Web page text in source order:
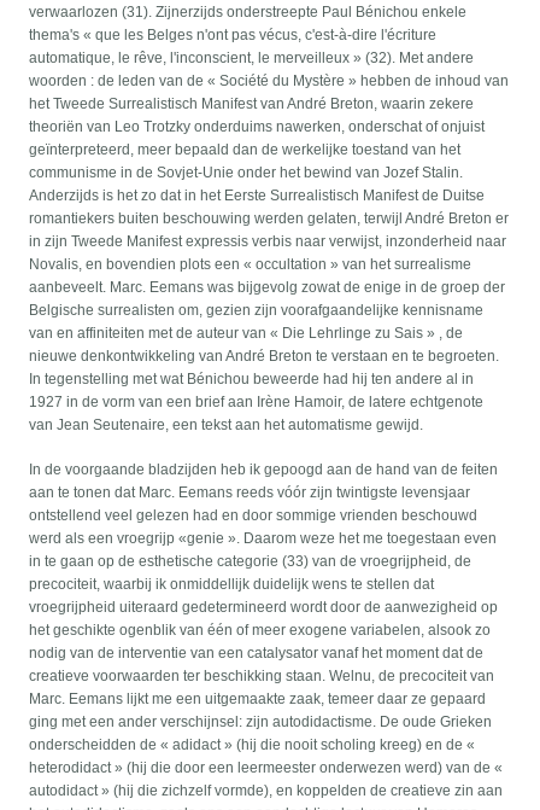
verwaarlozen (31). Zijnerzijds onderstreepte Paul Bénichou enkele
thema's « que les Belges n'ont pas vécus, c'est-à-dire l'écriture
automatique, le rêve, l'inconscient, le merveilleux » (32). Met andere
woorden : de leden van de « Société du Mystère » hebben de inhoud van
het Tweede Surrealistisch Manifest van André Breton, waarin zekere
theoriën van Leo Trotzky onderduims nawerken, onderschat of onjuist
geïnterpreteerd, meer bepaald dan de werkelijke toestand van het
communisme in de Sovjet-Unie onder het bewind van Jozef Stalin.
Anderzijds is het zo dat in het Eerste Surrealistisch Manifest de Duitse
romantiekers buiten beschouwing werden gelaten, terwijl André Breton er
in zijn Tweede Manifest expressis verbis naar verwijst, inzonderheid naar
Novalis, en bovendien plots een « occultation » van het surrealisme
aanbeveelt. Marc. Eemans was bijgevolg zowat de enige in de groep der
Belgische surrealisten om, gezien zijn voorafgaandelijke kennisname
van en affiniteiten met de auteur van « Die Lehrlinge zu Sais » , de
nieuwe denkontwikkeling van André Breton te verstaan en te begroeten.
In tegenstelling met wat Bénichou beweerde had hij ten andere al in
1927 in de vorm van een brief aan Irène Hamoir, de latere echtgenote
van Jean Seutenaire, een tekst aan het automatisme gewijd.
In de voorgaande bladzijden heb ik gepoogd aan de hand van de feiten
aan te tonen dat Marc. Eemans reeds vóór zijn twintigste levensjaar
ontstellend veel gelezen had en door sommige vrienden beschouwd
werd als een vroegrijp «genie ». Daarom weze het me toegestaan even
in te gaan op de esthetische categorie (33) van de vroegrijpheid, de
precociteit, waarbij ik onmiddellijk duidelijk wens te stellen dat
vroegrijpheid uiteraard gedetermineerd wordt door de aanwezigheid op
het geschikte ogenblik van één of meer exogene variabelen, alsook zo
nodig van de interventie van een catalysator vanaf het moment dat de
creatieve voorwaarden ter beschikking staan. Welnu, de precociteit van
Marc. Eemans lijkt me een uitgemaakte zaak, temeer daar ze gepaard
ging met een ander verschijnsel: zijn autodidactisme. De oude Grieken
onderscheidden de « adidact » (hij die nooit scholing kreeg) en de «
heterodidact » (hij die door een leermeester onderwezen werd) van de «
autodidact » (hij die zichzelf vormde), en koppelden de creatieve zin aan